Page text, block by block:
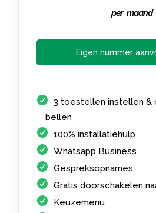
per maand
Eigen nummer
3 toestellen instellen &
bellen
100% installatiehulp
Whatsapp Business
Gespreksopnames
Gratis doorschakelen
Keuzemenu